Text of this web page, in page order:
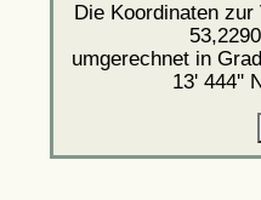
Die Koordinaten
umgerechnet in
13' 444''